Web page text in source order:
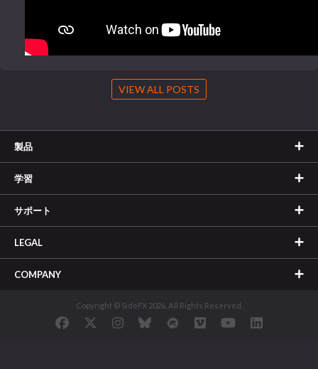
VIEW ALL POSTS
製品
学習
サポート
LEGAL
COMPANY
Copyright © SideFX 2026. All Rights Reserved.